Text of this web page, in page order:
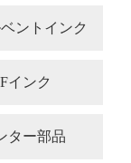
ントインク
インク
ター部品